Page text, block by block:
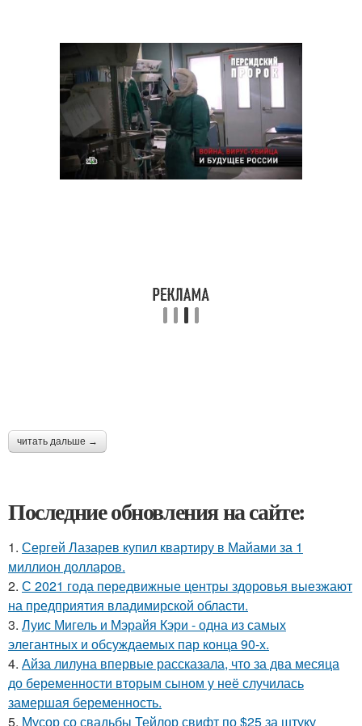
читать дальше →
Последние обновления на сайте:
1. Сергей Лазарев купил квартиру в Майами за 1
миллион долларов.
2. С 2021 года передвижные центры здоровья выезжают
на предприятия владимирской области.
3. Луис Мигель и Мэрайя Кэри - одна из самых
элегантных и обсуждаемых пар конца 90-х.
4. Айза лилуна впервые рассказала, что за два месяца
до беременности вторым сыном у неё случилась
замершая беременность.
5. Мусор со свадьбы Тейлор свифт по $25 за штуку